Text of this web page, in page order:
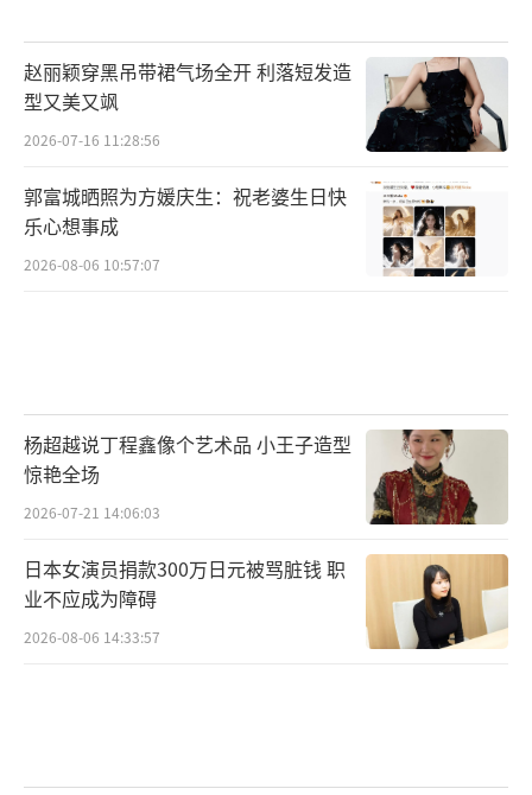
赵丽颖穿黑吊带裙气场全开 利落短发造
型又美又飒
2026-07-16 11:28:56
郭富城晒照为方媛庆生：祝老婆生日快
乐心想事成
2026-08-06 10:57:07
杨超越说丁程鑫像个艺术品 小王子造型
惊艳全场
2026-07-21 14:06:03
日本女演员捐款300万日元被骂脏钱 职
业不应成为障碍
2026-08-06 14:33:57